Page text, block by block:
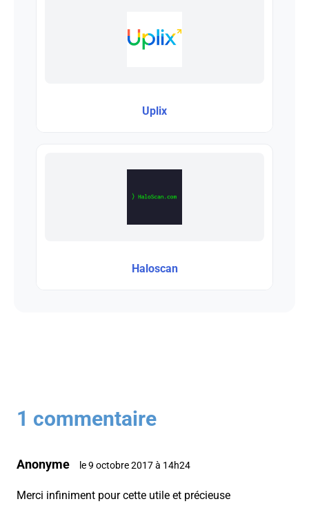
Uplix
Haloscan
1 commentaire
Anonyme le 9 octobre 2017 à 14h24
Merci infiniment pour cette utile et précieuse